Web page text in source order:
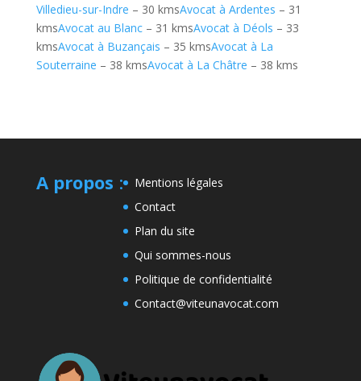
Villedieu-sur-Indre – 30 kmsAvocat à Ardentes – 31
kmsAvocat au Blanc– 31 kmsAvocat à Déols – 33
kmsAvocat à Buzançais – 35 kmsAvocat à La
Souterraine – 38 kmsAvocat à La Châtre – 38 kms
A propos :
Mentions légales
Contact
Plan du site
Qui sommes-nous
Politique de confidentialité
Contact@viteunavocat.com